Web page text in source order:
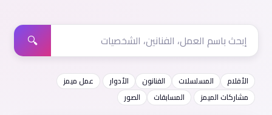
🔍
الأفلام المسلسلات الفنانون الأدوار
عمل ميمز
مشاركات الميمز
المسابقات الصور